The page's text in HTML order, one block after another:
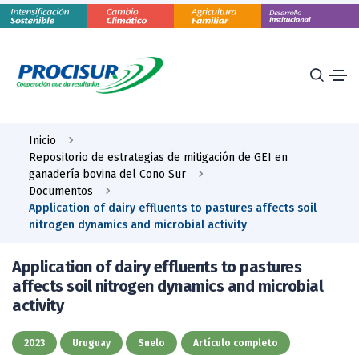
Inicio
Repositorio de estrategias de mitigación de GEI en
ganadería bovina del Cono Sur
Documentos
Application of dairy effluents to pastures affects soil
nitrogen dynamics and microbial activity
Application of dairy effluents to pastures
affects soil nitrogen dynamics and microbial
activity
2023 Uruguay Suelo Artículo completo